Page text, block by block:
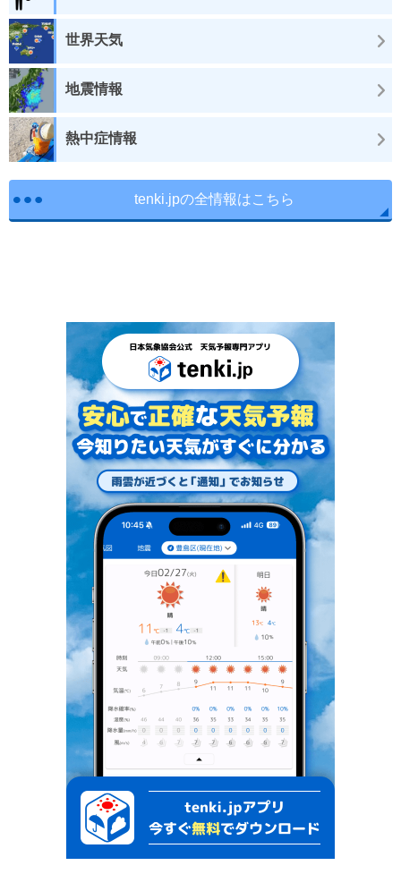
世界天気
地震情報
熱中症情報
tenki.jpの全情報はこちら